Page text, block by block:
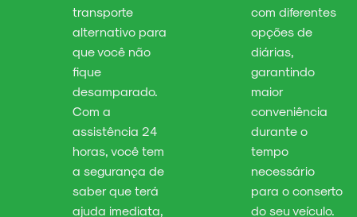
transporte
alternativo para
que você não
fique
desamparado.
Com a
assistência 24
horas, você tem
a segurança de
saber que terá
ajuda imediata,
com diferentes
opções de
diárias,
garantindo
maior
conveniência
durante o
tempo
necessário
para o conserto
do seu veículo.